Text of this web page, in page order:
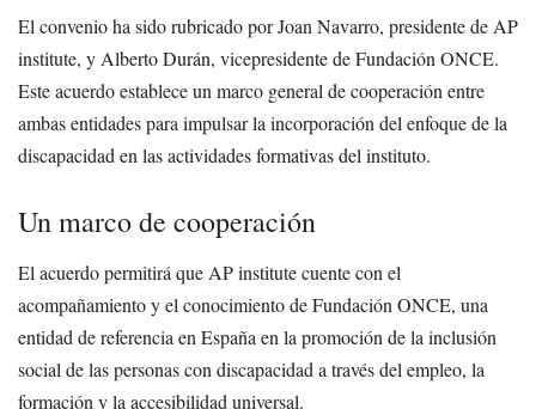
El convenio ha sido rubricado por Joan Navarro, presidente de AP
institute, y Alberto Durán, vicepresidente de Fundación ONCE.
Este acuerdo establece un marco general de cooperación entre
ambas entidades para impulsar la incorporación del enfoque de la
discapacidad en las actividades formativas del instituto.
Un marco de cooperación
El acuerdo permitirá que AP institute cuente con el
acompañamiento y el conocimiento de Fundación ONCE, una
entidad de referencia en España en la promoción de la inclusión
social de las personas con discapacidad a través del empleo, la
formación y la accesibilidad universal.